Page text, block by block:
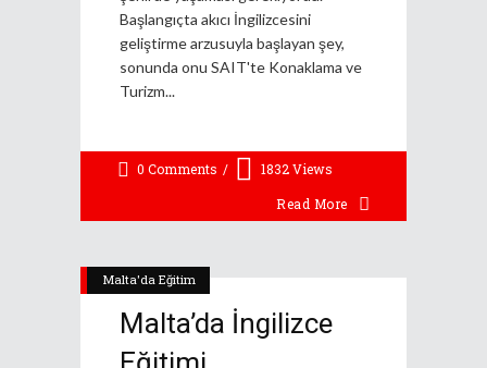
Başlangıçta akıcı İngilizcesini
geliştirme arzusuyla başlayan şey,
sonunda onu SAIT'te Konaklama ve
Turizm
0 Comments 1832Views
Read More
Malta'da Eğitim
Malta’da İngilizce